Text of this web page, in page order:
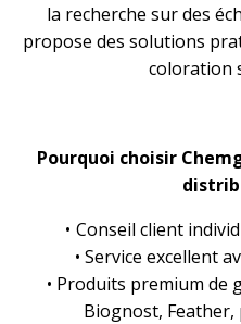
la recherche sur des
propose des solutions
coloration
Pourquoi choisir
Conseil client
Service excellent
Produits premium de
Biognost, Feather,